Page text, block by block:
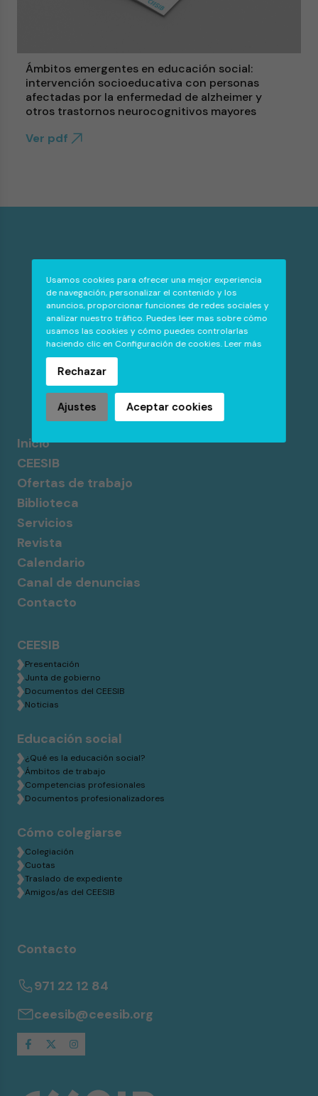
Ámbitos emergentes en educación social:
intervención socioeducativa con personas
afectadas por la enfermedad de alzheimer y
otros trastornos neurocognitivos mayores
Ver pdf
PROMOVIENDO
LA IGUALDAD
Inicio
CEESIB
Ofertas de trabajo
Biblioteca
Servicios
Revista
Calendario
Canal de denuncias
Contacto
CEESIB
Presentación
Junta de gobierno
Documentos del CEESIB
Noticias
Educación social
¿Qué es la educación social?
Ámbitos de trabajo
Competencias profesionales
Documentos profesionalizadores
Cómo colegiarse
Colegiación
Cuotas
Traslado de expediente
Amigos/as del CEESIB
Contacto
971 22 12 84
ceesib@ceesib.org
Usamos cookies para ofrecer una mejor experiencia
de navegación, personalizar el contenido y los
anuncios, proporcionar funciones de redes sociales y
analizar nuestro tráfico. Puedes leer mas sobre cómo
usamos las cookies y cómo puedes controlarlas
haciendo clic en Configuración de cookies.Leer más
Ajustes Aceptar cookies
Rechazar